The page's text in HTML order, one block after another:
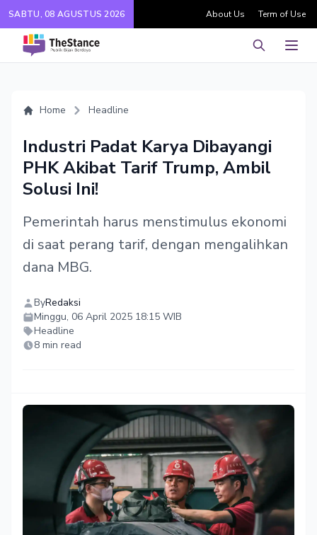
SABTU, 08 AGUSTUS 2026 About Us Term of Use
Pencarian
Home Headline
Industri Padat Karya Dibayangi
PHK Akibat Tarif Trump, Ambil
Solusi Ini!
Pemerintah harus menstimulus ekonomi
di saat perang tarif, dengan mengalihkan
dana MBG.
ByRedaksi
Minggu, 06 April 2025 18:15 WIB
Headline
8 min read